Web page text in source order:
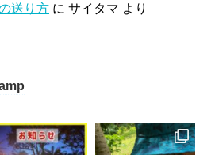
送り方 に サイタマ より